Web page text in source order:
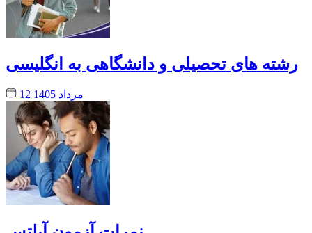
رشته های تحصیلی و دانشگاهی به انگلیسی
12 مرداد 1405